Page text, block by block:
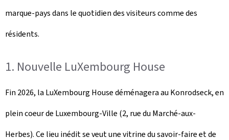
marque-pays dans le quotidien des visiteurs comme des
résidents.
1. Nouvelle LuXembourg House
Fin 2026, la LuXembourg House déménagera au Konrodseck, en
plein coeur de Luxembourg-Ville (2, rue du Marché-aux-
Herbes). Ce lieu inédit se veut une vitrine du savoir-faire et de